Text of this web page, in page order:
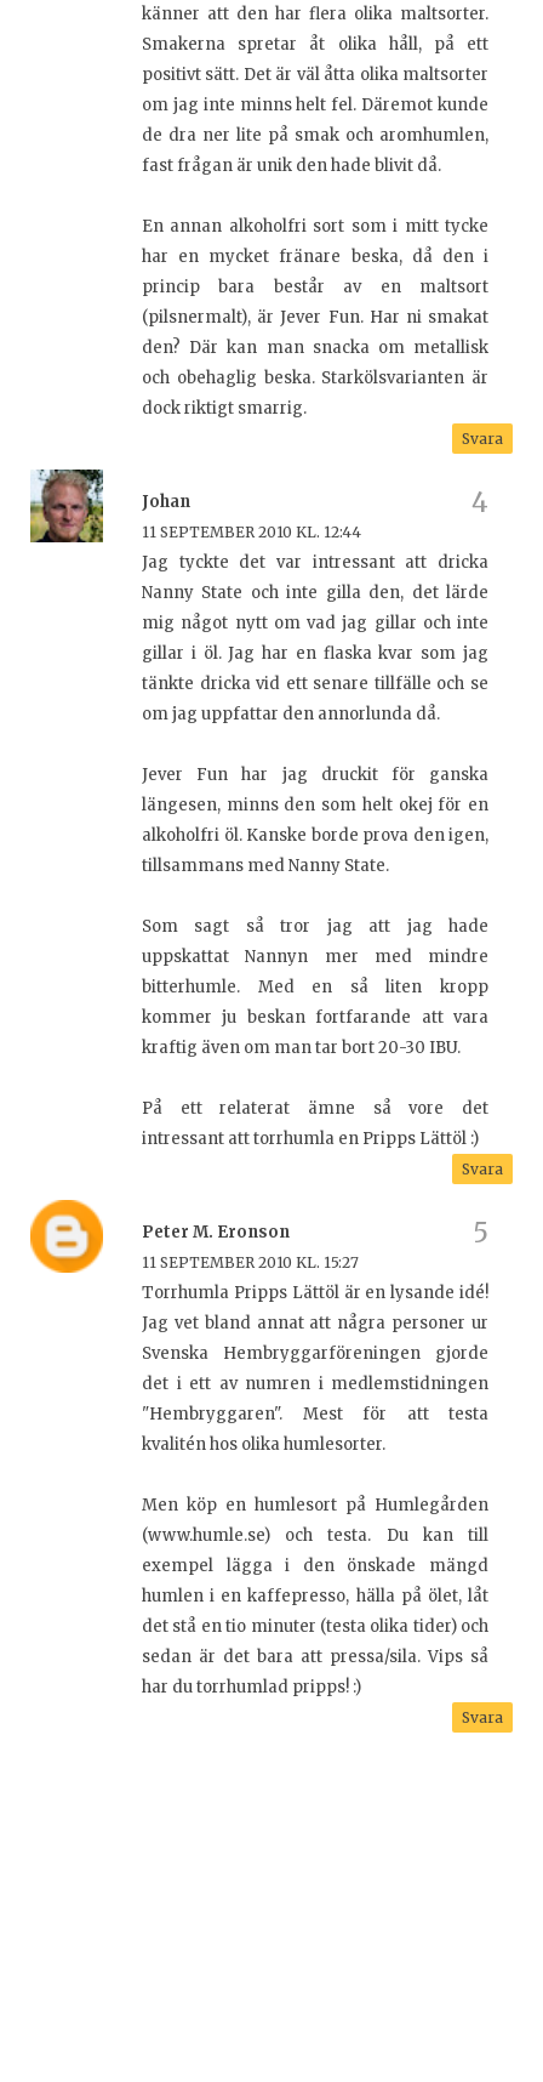
känner att den har flera olika maltsorter.
Smakerna spretar åt olika håll, på ett
positivt sätt. Det är väl åtta olika maltsorter
om jag inte minns helt fel. Däremot kunde
de dra ner lite på smak och aromhumlen,
fast frågan är unik den hade blivit då.
En annan alkoholfri sort som i mitt tycke
har en mycket fränare beska, då den i
princip bara består av en maltsort
(pilsnermalt), är Jever Fun. Har ni smakat
den? Där kan man snacka om metallisk
och obehaglig beska. Starkölsvarianten är
dock riktigt smarrig.
Svara
Johan
11 SEPTEMBER 2010 KL. 12:44
Jag tyckte det var intressant att dricka
Nanny State och inte gilla den, det lärde
mig något nytt om vad jag gillar och inte
gillar i öl. Jag har en flaska kvar som jag
tänkte dricka vid ett senare tillfälle och se
om jag uppfattar den annorlunda då.
Jever Fun har jag druckit för ganska
längesen, minns den som helt okej för en
alkoholfri öl. Kanske borde prova den igen,
tillsammans med Nanny State.
Som sagt så tror jag att jag hade
uppskattat Nannyn mer med mindre
bitterhumle. Med en så liten kropp
kommer ju beskan fortfarande att vara
kraftig även om man tar bort 20-30 IBU.
På ett relaterat ämne så vore det
intressant att torrhumla en Pripps Lättöl :)
Svara
Peter M. Eronson
11 SEPTEMBER 2010 KL. 15:27
Torrhumla Pripps Lättöl är en lysande idé!
Jag vet bland annat att några personer ur
Svenska Hembryggarföreningen gjorde
det i ett av numren i medlemstidningen
"Hembryggaren". Mest för att testa
kvalitén hos olika humlesorter.
Men köp en humlesort på Humlegården
(www.humle.se) och testa. Du kan till
exempel lägga i den önskade mängd
humlen i en kaffepresso, hälla på ölet, låt
det stå en tio minuter (testa olika tider) och
sedan är det bara att pressa/sila. Vips så
har du torrhumlad pripps! :)
Svara